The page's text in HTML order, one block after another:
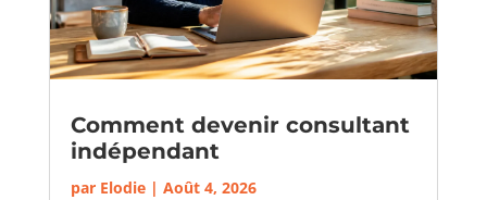
Comment devenir consultant
indépendant
par Elodie| Août 4, 2026